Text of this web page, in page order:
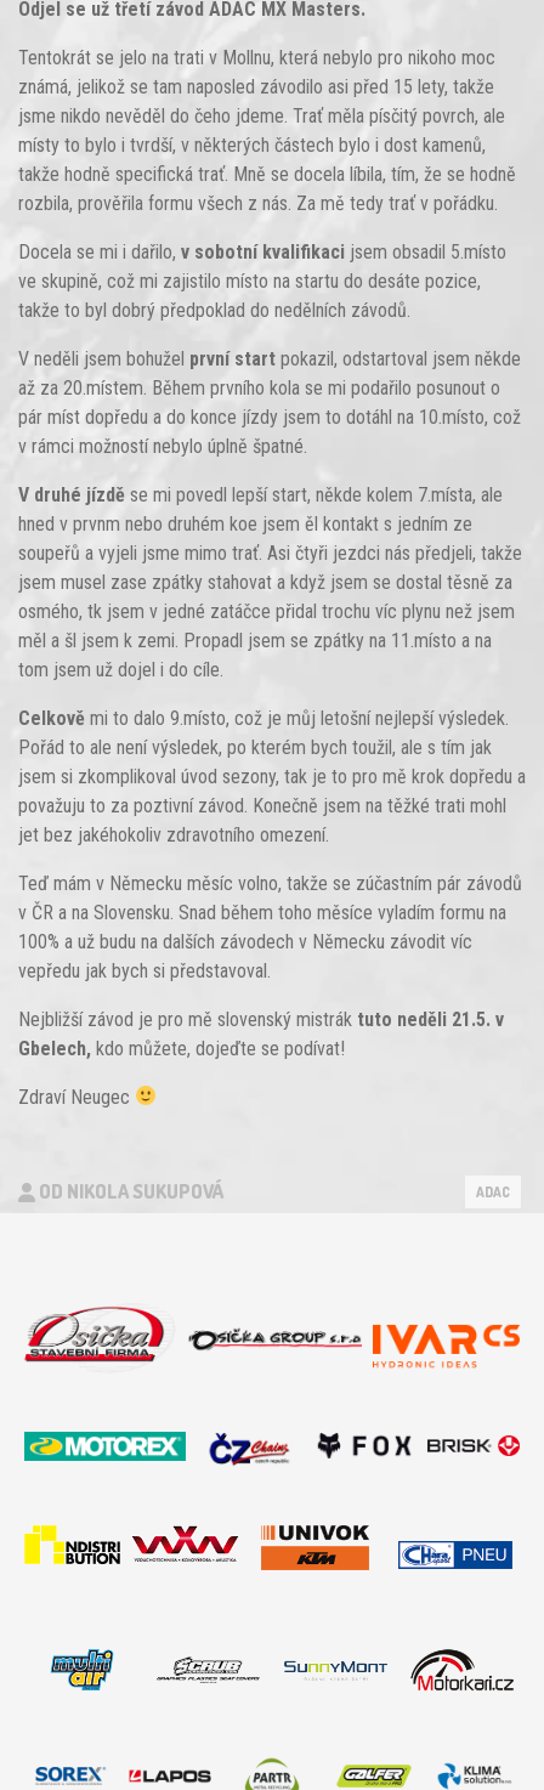
Odjel se už třetí závod ADAC MX Masters.
Tentokrát se jelo na trati v Mollnu, která nebylo pro nikoho moc
známá, jelikož se tam naposled závodilo asi před 15 lety, takže
jsme nikdo nevěděl do čeho jdeme. Trať měla písčitý povrch, ale
místy to bylo i tvrdší, v některých částech bylo i dost kamenů,
takže hodně specifická trať. Mně se docela líbila, tím, že se hodně
rozbila, prověřila formu všech z nás. Za mě tedy trať v pořádku.
Docela se mi i dařilo, v sobotní kvalifikaci jsem obsadil 5.místo
ve skupině, což mi zajistilo místo na startu do desáte pozice,
takže to byl dobrý předpoklad do nedělních závodů.
V neděli jsem bohužel první start pokazil, odstartoval jsem někde
až za 20.místem. Během prvního kola se mi podařilo posunout o
pár míst dopředu a do konce jízdy jsem to dotáhl na 10.místo, což
v rámci možností nebylo úplně špatné.
V druhé jízdě se mi povedl lepší start, někde kolem 7.místa, ale
hned v prvnm nebo druhém koe jsem ěl kontakt s jedním ze
soupeřů a vyjeli jsme mimo trať. Asi čtyři jezdci nás předjeli, takže
jsem musel zase zpátky stahovat a když jsem se dostal těsně za
osmého, tk jsem v jedné zatáčce přidal trochu víc plynu než jsem
měl a šl jsem k zemi. Propadl jsem se zpátky na 11.místo a na
tom jsem už dojel i do cíle.
Celkově mi to dalo 9.místo, což je můj letošní nejlepší výsledek.
Pořád to ale není výsledek, po kterém bych toužil, ale s tím jak
jsem si zkomplikoval úvod sezony, tak je to pro mě krok dopředu a
považuju to za poztivní závod. Konečně jsem na těžké trati mohl
jet bez jakéhokoliv zdravotního omezení.
Teď mám v Německu měsíc volno, takže se zúčastním pár závodů
v ČR a na Slovensku. Snad během toho měsíce vyladím formu na
100% a už budu na dalších závodech v Německu závodit víc
vepředu jak bych si představoval.
Nejbližší závod je pro mě slovenský mistrák tuto neděli 21.5. v
Gbelech, kdo můžete, dojeďte se podívat!
Zdraví Neugec
OD NIKOLA SUKUPOVÁ ADAC